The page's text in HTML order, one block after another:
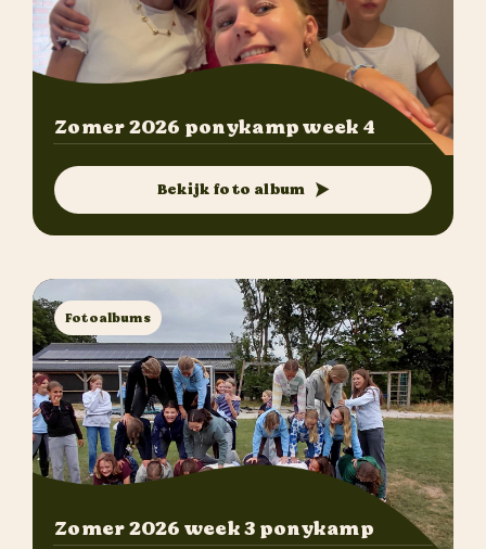
Zomer 2026 ponykamp week 4
Bekijk foto album
Fotoalbums
Zomer 2026 week 3 ponykamp